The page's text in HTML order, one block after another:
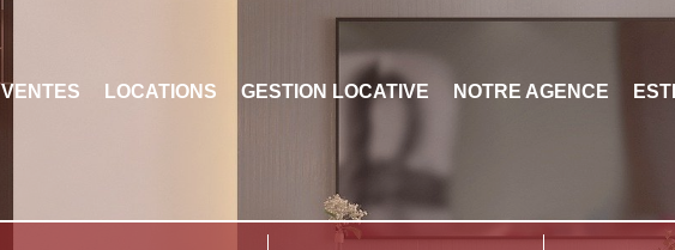
VENTES LOCATIONS GESTION LOCATIVE NOTRE AGENCE